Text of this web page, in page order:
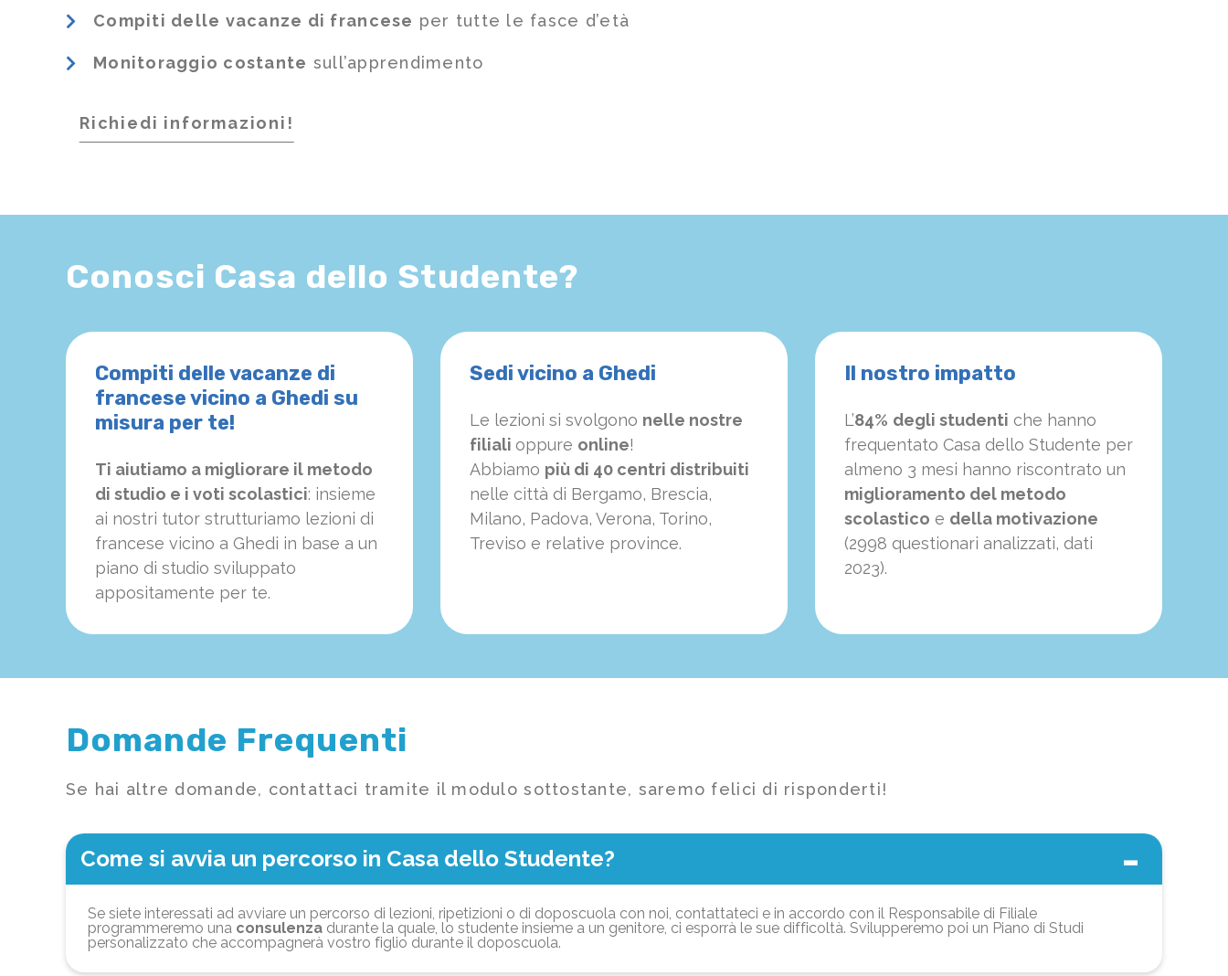
Compiti delle vacanze di francese per tutte le fasce d’età
Monitoraggio costante sull’apprendimento
Richiedi informazioni!
Conosci Casa dello Studente?
Compiti delle vacanze di
francese vicino a Ghedi su
misura per te!
Ti aiutiamo a migliorare il metodo
di studio e i voti scolastici: insieme
ai nostri tutor strutturiamo lezioni di
francese vicino a Ghedi in base a un
piano di studio sviluppato
appositamente per te.
Sedi vicino a Ghedi
Le lezioni si svolgono nelle nostre
filiali oppure online!
Abbiamo più di 40 centri distribuiti
nelle città di Bergamo, Brescia,
Milano, Padova, Verona, Torino,
Treviso e relative province.
Il nostro impatto
L’84% degli studenti che hanno
frequentato Casa dello Studente per
almeno 3 mesi hanno riscontrato un
miglioramento del metodo
scolastico e della motivazione
(2998 questionari analizzati, dati
2023).
Domande Frequenti
Se hai altre domande, contattaci tramite il modulo sottostante, saremo felici di risponderti!
Come si avvia un percorso in Casa dello Studente?
Se siete interessati ad avviare un percorso di lezioni, ripetizioni o di doposcuola con noi, contattateci e in accordo con il Responsabile di Filiale
programmeremo una consulenza durante la quale, lo studente insieme a un genitore, ci esporrà le sue difficoltà. Svilupperemo poi un Piano di Studi
personalizzato che accompagnerà vostro figlio durante il doposcuola.